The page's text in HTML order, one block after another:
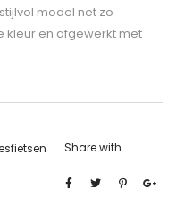
model net zo
kleur en afgewerkt met
Share with